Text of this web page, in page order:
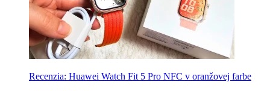
Recenzia: Huawei Watch Fit 5 Pro NFC v oranžovej farbe